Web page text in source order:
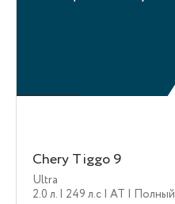
Chery Tiggo 9
Ultra
2.0 л. | 249 л.c | AT | Полный